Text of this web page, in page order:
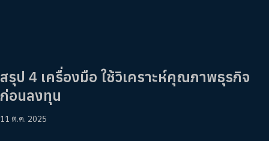
สรุป 4 เครื่องมือ ใช้วิเคราะห์คุณภาพธุรกิจ
ก่อนลงทุน
11 ต.ค. 2025